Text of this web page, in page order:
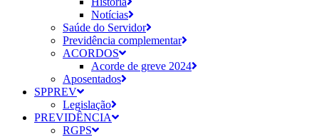
Notícias
Saúde do Servidor
Previdência complementar
ACORDOS
Acorde de greve 2024
Aposentados
SPPREV
Legislação
PREVIDÊNCIA
RGPS